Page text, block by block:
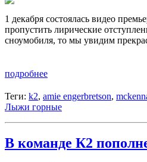
1 декабря состоялась видео
пропустить лирические
сноумобиля, то мы увидим
подробнее
Теги: k2, amie engerbretson,
Лыжи горные
В команде К2